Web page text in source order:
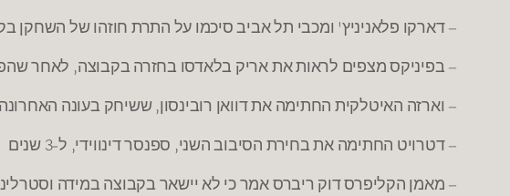
– דארקו פלאניניץ' ומכבי תל אביב סיכמו על התרת חוזהו של השחקן
– בפיניקס מצפים לראות את אריק בלאדסו בחזרה בקבוצה, לאחר
– וארזה האיטלקית החתימה את דוואן רובינסון, ששיחק בעונה
– דטרויט החתימה את בחירת הסיבוב השני, ספנסר דינווידי, ל-3 שנים
– מאמן הקליפרס דוק ריברס אמר כי לא יישאר בקבוצה במידה